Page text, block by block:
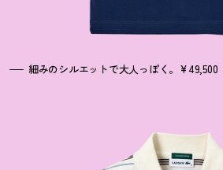
細みのシルエットで大人っぽく。¥49,500